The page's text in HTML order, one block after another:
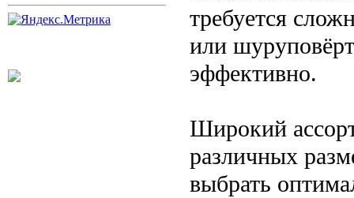
требуется
или
эффективно.
Широкий
различных
выбрать